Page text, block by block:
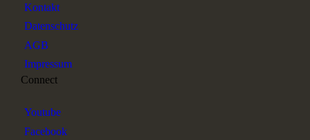
Kontakt
Datenschutz
AGB
Impressum
Connect
Youtube
Facebook